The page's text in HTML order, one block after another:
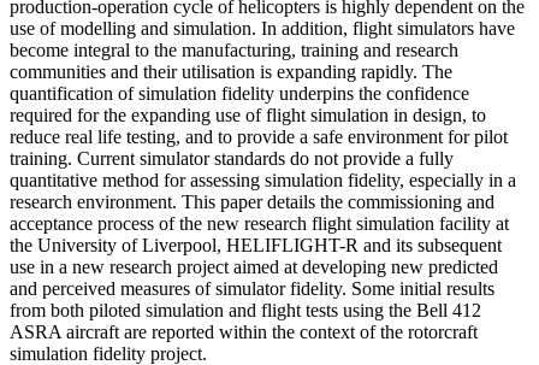
production-operation cycle of helicopters is highly dependent on the
use of modelling and simulation. In addition, flight simulators have
become integral to the manufacturing, training and research
communities and their utilisation is expanding rapidly. The
quantification of simulation fidelity underpins the confidence
required for the expanding use of flight simulation in design, to
reduce real life testing, and to provide a safe environment for pilot
training. Current simulator standards do not provide a fully
quantitative method for assessing simulation fidelity, especially in a
research environment. This paper details the commissioning and
acceptance process of the new research flight simulation facility at
the University of Liverpool, HELIFLIGHT-R and its subsequent
use in a new research project aimed at developing new predicted
and perceived measures of simulator fidelity. Some initial results
from both piloted simulation and flight tests using the Bell 412
ASRA aircraft are reported within the context of the rotorcraft
simulation fidelity project.